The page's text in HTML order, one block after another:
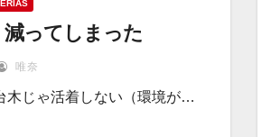
ってしまった
唯奈
木じゃ活着しない（環境が…